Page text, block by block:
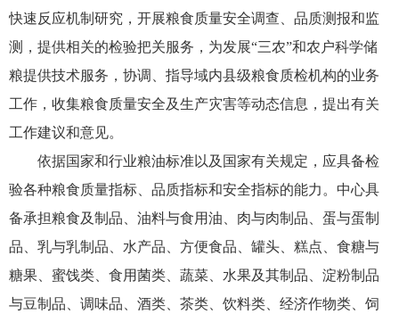
快速反应机制研究，开展粮食质量安全调查、品质测报和监
测，提供相关的检验把关服务，为发展“三农”和农户科学储
粮提供技术服务，协调、指导域内县级粮食质检机构的业务
工作，收集粮食质量安全及生产灾害等动态信息，提出有关
工作建议和意见。
依据国家和行业粮油标准以及国家有关规定，应具备检
验各种粮食质量指标、品质指标和安全指标的能力。 中心具
备承担粮食及制品、油料与食用油、肉与肉制品、蛋与蛋制
品、乳与乳制品、水产品、方便食品、罐头、糕点、食糖与
糖果、蜜饯类、食用菌类、蔬菜、水果及其制品、淀粉制品
与豆制品、调味品、酒类、茶类、饮料类、经济作物类、饲